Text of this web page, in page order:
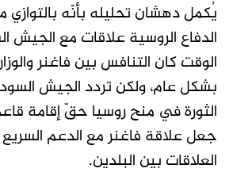
يُكمل دهشان تحليله بأنّه بالتوازي
الدفاع الروسية علاقات مع الجيش
الوقت كان التنافس بين فاغنر
بشكل عام، ولكن تردد الجيش
الثورة في منح روسيا حقّ إقامة
جعل علاقة فاغنر مع الدعم
العلاقات بين البلدين.